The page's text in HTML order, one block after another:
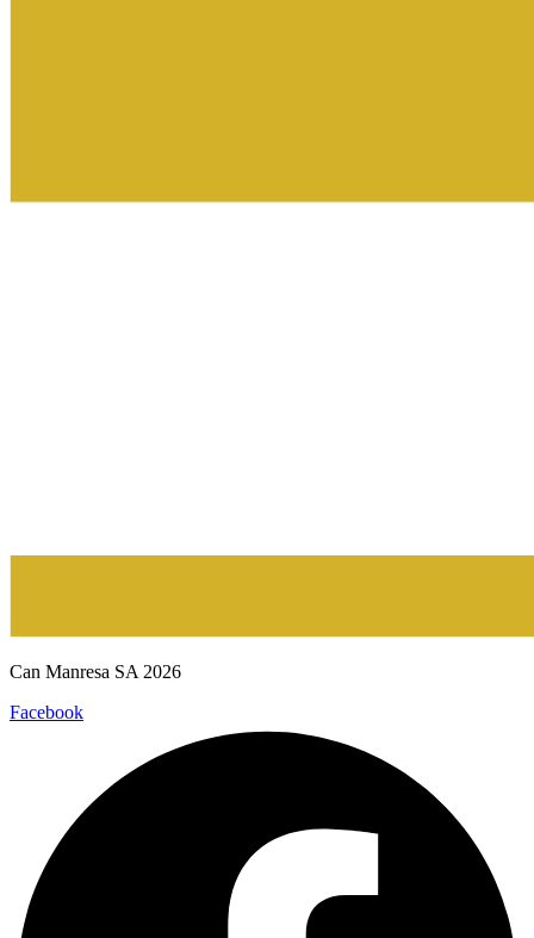
Can Manresa SA 2026
Facebook